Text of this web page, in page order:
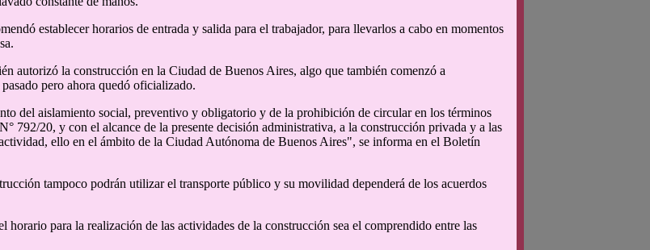
establecer horarios de entrada y salida para el trabajador, para llevarlos a cabo en momentos
autorizó la construcción en la Ciudad de Buenos Aires, algo que también comenzó a
pero ahora quedó oficializado.
del aislamiento social, preventivo y obligatorio y de la prohibición de circular en los términos
792/20, y con el alcance de la presente decisión administrativa, a la construcción privada y a las
ello en el ámbito de la Ciudad Autónoma de Buenos Aires", se informa en el Boletín
tampoco podrán utilizar el transporte público y su movilidad dependerá de los acuerdos
horario para la realización de las actividades de la construcción sea el comprendido entre las